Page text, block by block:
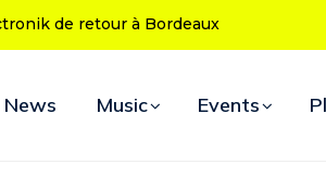
L’Amnesia Ibiza fête ses 50 ans : le
programme des soirées d’ouverture
News Music Events